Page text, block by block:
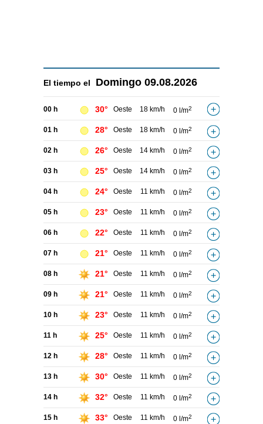
El tiempo el Domingo 09.08.2026
00 h 30° Oeste 18 km/h 0 l/m2
01 h 28° Oeste 18 km/h 0 l/m2
02 h 26° Oeste 14 km/h 0 l/m2
03 h 25° Oeste 14 km/h 0 l/m2
04 h 24° Oeste 11 km/h 0 l/m2
05 h 23° Oeste 11 km/h 0 l/m2
06 h 22° Oeste 11 km/h 0 l/m2
07 h 21° Oeste 11 km/h 0 l/m2
08 h 21° Oeste 11 km/h 0 l/m2
09 h 21° Oeste 11 km/h 0 l/m2
10 h 23° Oeste 11 km/h 0 l/m2
11 h 25° Oeste 11 km/h 0 l/m2
12 h 28° Oeste 11 km/h 0 l/m2
13 h 30° Oeste 11 km/h 0 l/m2
14 h 32° Oeste 11 km/h 0 l/m2
15 h 33° Oeste 11 km/h 0 l/m2